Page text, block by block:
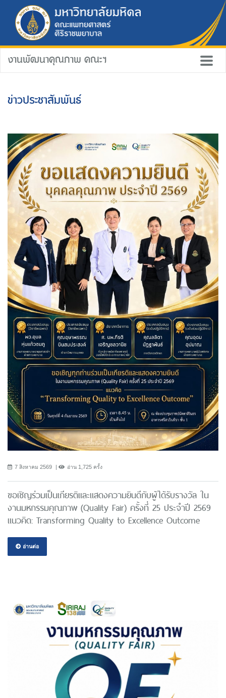
งานพัฒนาคุณภาพ คณะฯ
ข่าวประชาสัมพันธ์
7 สิงหาคม 2569 อ่าน 1,725 ครั้ง
ขอเชิญร่วมเป็นเกียรติและแสดงความยินดีกับผู้ได้รับรางวัล ใน
งานมหกรรมคุณภาพ (Quality Fair) ครั้งที่ 25 ประจำปี 2569
แนวคิด: Transforming Quality to Excellence Outcome
อ่านต่อ